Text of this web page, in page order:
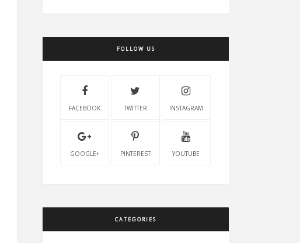
FOLLOW US
FACEBOOK TWITTER INSTAGRAM
GOOGLE+ PINTEREST YOUTUBE
CATEGORIES